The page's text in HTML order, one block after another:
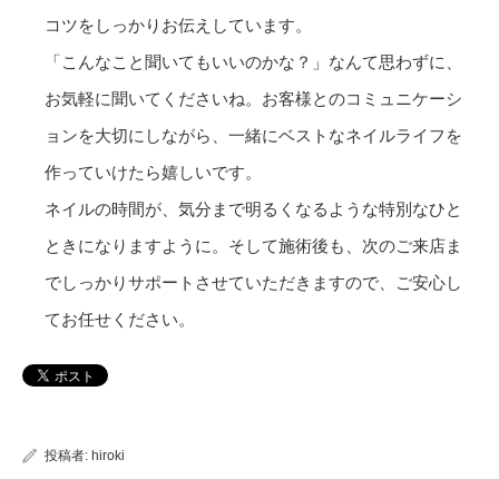
コツをしっかりお伝えしています。
「こんなこと聞いてもいいのかな？」なんて思わずに、
お気軽に聞いてくださいね。お客様とのコミュニケーシ
ョンを大切にしながら、一緒にベストなネイルライフを
作っていけたら嬉しいです。
ネイルの時間が、気分まで明るくなるような特別なひと
ときになりますように。そして施術後も、次のご来店ま
でしっかりサポートさせていただきますので、ご安心し
てお任せください。
投稿者: hiroki